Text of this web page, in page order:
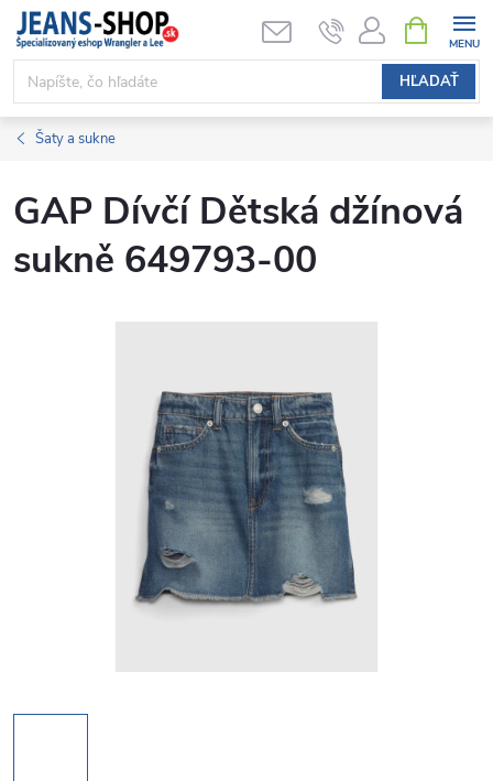
Prejsť
obsah
HĽADAŤ
KOŠÍK
Šaty a sukne
GAP Dívčí Dětská džínová
sukně 649793-00